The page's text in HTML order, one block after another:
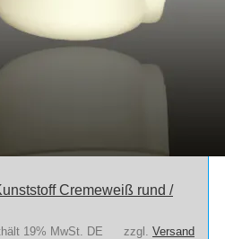
Cremeweiß rund /
19% MwSt. DE zzgl. Versand